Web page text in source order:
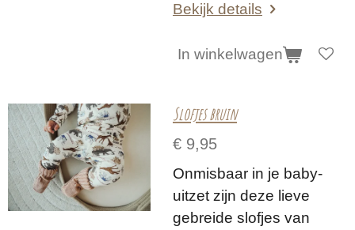
Bekijk details
In winkelwagen
Slofjes bruin
€ 9,95
Onmisbaar in je baby-
uitzet zijn deze lieve
gebreide slofjes van